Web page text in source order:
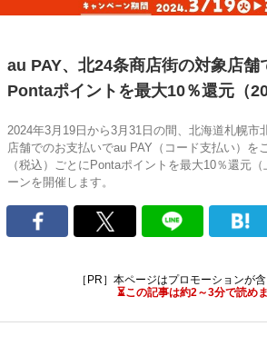
au PAY、北24条商店街の対象店舗
Pontaポイントを最大10％還元（
2024年3月19日から3月31日の間、北海道札幌市
店舗でのお支払いでau PAY（コード支払い）を
（税込）ごとにPontaポイントを最大10％還元
ーンを開催します。
［PR］本ページはプロモーションが
⏳この記事は約2～3分で読めま